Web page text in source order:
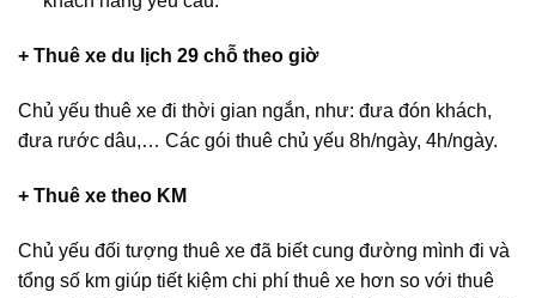
+ Thuê xe du lịch 29 chỗ theo giờ
Chủ yếu thuê xe đi thời gian ngắn, như: đưa đón khách,
đưa rước dâu,… Các gói thuê chủ yếu 8h/ngày, 4h/ngày.
+ Thuê xe theo KM
Chủ yếu đối tượng thuê xe đã biết cung đường mình đi và
tổng số km giúp tiết kiệm chi phí thuê xe hơn so với thuê